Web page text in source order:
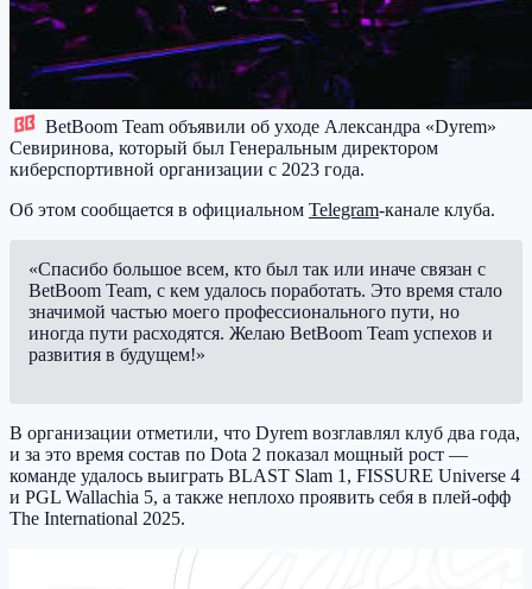
BetBoom Team объявили об уходе Александра «Dyrem»
Севиринова, который был Генеральным директором
киберспортивной организации с 2023 года.
Об этом сообщается в официальном Telegram-канале клуба.
«Спасибо большое всем, кто был так или иначе связан с
BetBoom Team, с кем удалось поработать. Это время стало
значимой частью моего профессионального пути, но
иногда пути расходятся. Желаю BetBoom Team успехов и
развития в будущем!»
В организации отметили, что Dyrem возглавлял клуб два года,
и за это время состав по Dota 2 показал мощный рост —
команде удалось выиграть BLAST Slam 1, FISSURE Universe 4
и PGL Wallachia 5, а также неплохо проявить себя в плей-офф
The International 2025.